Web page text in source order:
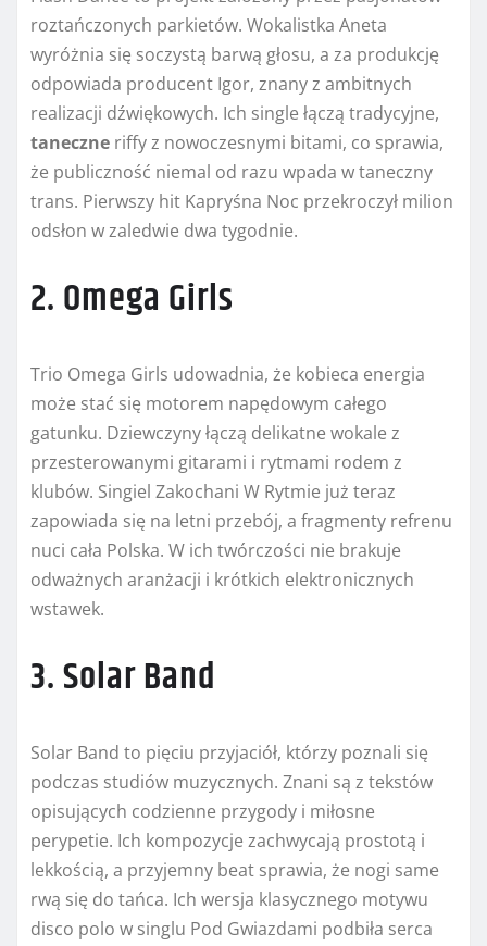
roztańczonych parkietów. Wokalistka Aneta
wyróżnia się soczystą barwą głosu, a za produkcję
odpowiada producent Igor, znany z ambitnych
realizacji dźwiękowych. Ich single łączą tradycyjne,
taneczne riffy z nowoczesnymi bitami, co sprawia,
że publiczność niemal od razu wpada w taneczny
trans. Pierwszy hit Kapryśna Noc przekroczył milion
odsłon w zaledwie dwa tygodnie.
2. Omega Girls
Trio Omega Girls udowadnia, że kobieca energia
może stać się motorem napędowym całego
gatunku. Dziewczyny łączą delikatne wokale z
przesterowanymi gitarami i rytmami rodem z
klubów. Singiel Zakochani W Rytmie już teraz
zapowiada się na letni przebój, a fragmenty refrenu
nuci cała Polska. W ich twórczości nie brakuje
odważnych aranżacji i krótkich elektronicznych
wstawek.
3. Solar Band
Solar Band to pięciu przyjaciół, którzy poznali się
podczas studiów muzycznych. Znani są z tekstów
opisujących codzienne przygody i miłosne
perypetie. Ich kompozycje zachwycają prostotą i
lekkością, a przyjemny beat sprawia, że nogi same
rwą się do tańca. Ich wersja klasycznego motywu
disco polo w singlu Pod Gwiazdami podbiła serca